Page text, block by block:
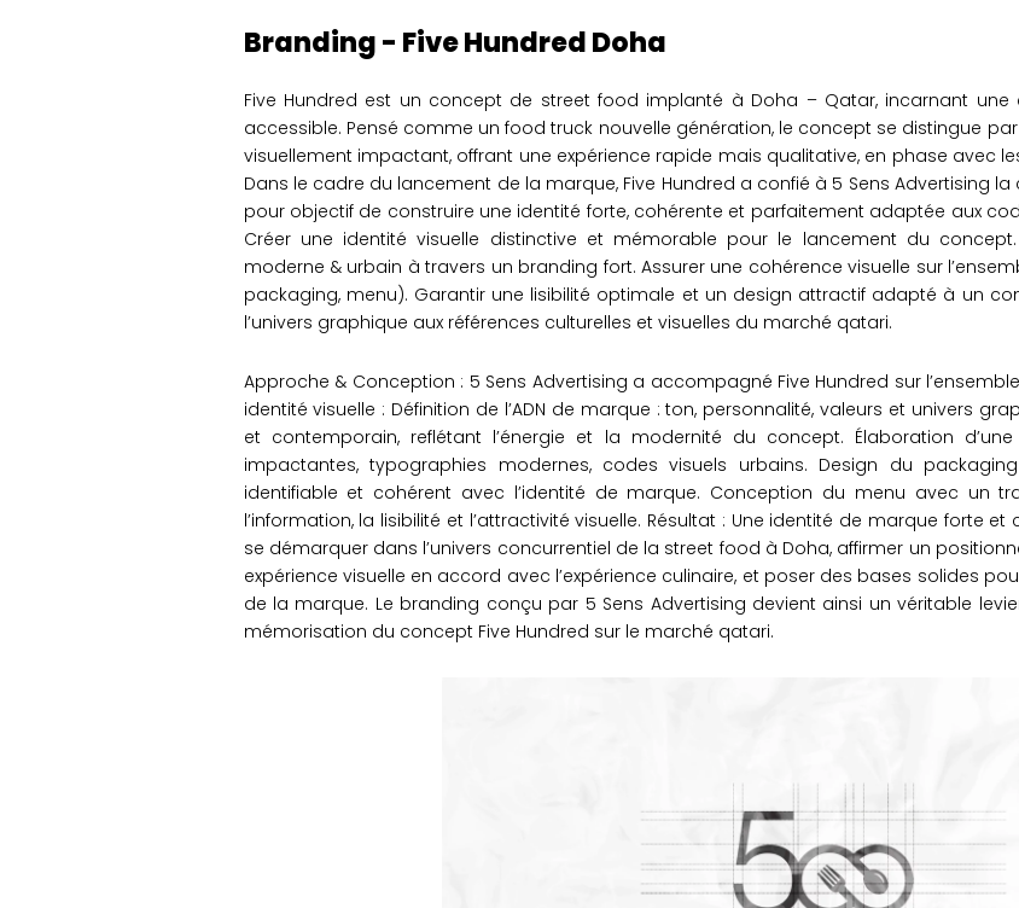
Branding - Five Hundred Doha
Five Hundred est un concept de street food implanté à Doha – Qatar, incarnant
accessible. Pensé comme un food truck nouvelle génération, le concept se distingue
visuellement impactant, offrant une expérience rapide mais qualitative, en phase avec
Dans le cadre du lancement de la marque, Five Hundred a confié à 5 Sens Advertising
pour objectif de construire une identité forte, cohérente et parfaitement adaptée aux
Créer une identité visuelle distinctive et mémorable pour le lancement du
moderne & urbain à travers un branding fort. Assurer une cohérence visuelle sur
packaging, menu). Garantir une lisibilité optimale et un design attractif adapté à un
l’univers graphique aux références culturelles et visuelles du marché qatari.
Approche & Conception : 5 Sens Advertising a accompagné Five Hundred sur
identité visuelle : Définition de l’ADN de marque : ton, personnalité, valeurs et univers
et contemporain, reflétant l’énergie et la modernité du concept. Élaboration
impactantes, typographies modernes, codes visuels urbains. Design du
identifiable et cohérent avec l’identité de marque. Conception du menu avec un
l’information, la lisibilité et l’attractivité visuelle. Résultat : Une identité de marque forte
se démarquer dans l’univers concurrentiel de la street food à Doha, affirmer un
expérience visuelle en accord avec l’expérience culinaire, et poser des bases solides
de la marque. Le branding conçu par 5 Sens Advertising devient ainsi un véritable
mémorisation du concept Five Hundred sur le marché qatari.